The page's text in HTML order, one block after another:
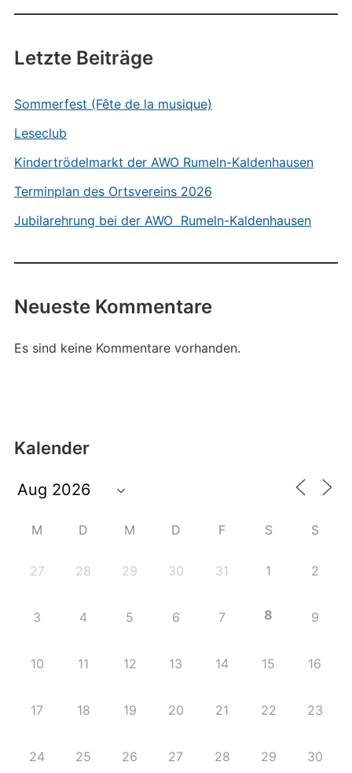
Letzte Beiträge
Sommerfest (Fête de la musique)
Leseclub
Kindertrödelmarkt der AWO Rumeln-Kaldenhausen
Terminplan des Ortsvereins 2026
Jubilarehrung bei der AWO Rumeln-Kaldenhausen
Neueste Kommentare
Es sind keine Kommentare vorhanden.
Kalender
M D M D F S S
27 28 29 30 31 1 2
3 4 5 6 7 8 9
10 11 12 13 14 15 16
17 18 19 20 21 22 23
24 25 26 27 28 29 30